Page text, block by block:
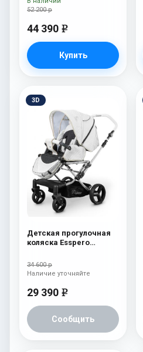
52 200 р
44 390 e
Купить
3D
Детская прогулочная
коляска Esspero
34 600 р
29 390 e
Сообщить
Наличие уточняйте